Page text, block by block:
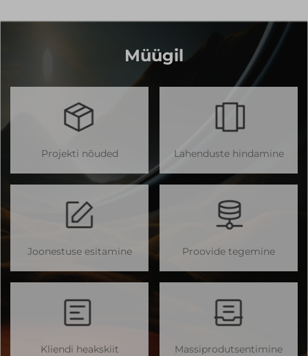
Müügil
Projekti nõuded Lahenduste hindamine
Joonestuse esitamine Proovide tegemine
Kliendi heakskiit Massiprodutsentimine